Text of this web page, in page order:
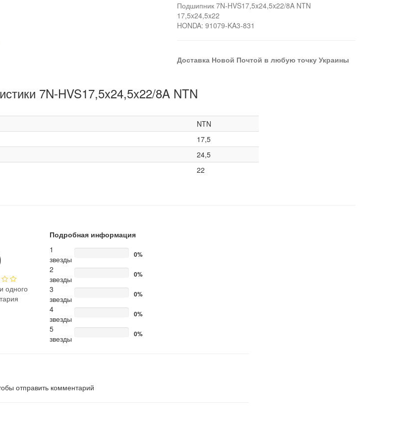
Подшипник 7N-HVS17,5x24,5x22/8A NTN
17,5x24,5x22
HONDA: 91079-KA3-831
Доставка Новой Почтой в любую точку Украины
7N-HVS17,5x24,5x22/8A NTN
NTN
17,5
24,5
22
одного
Подробная информация
1
звезды
0%
2
звезды
0%
3
звезды
0%
4
звезды
0%
5
звезды
0%
отправить комментарий